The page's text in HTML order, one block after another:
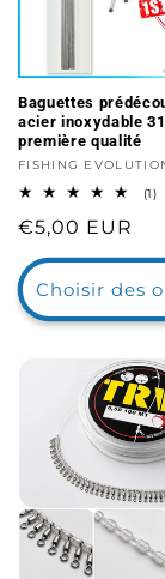
Baguettes
acier inoxydable
première qualité
Distributeur :
FISHING
(1)1
Prix
habituel
€5,00 EUR
Choisir des